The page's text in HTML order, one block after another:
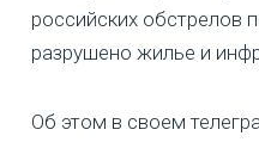
российских обстрелов
разрушено жилье и
Об этом в своем